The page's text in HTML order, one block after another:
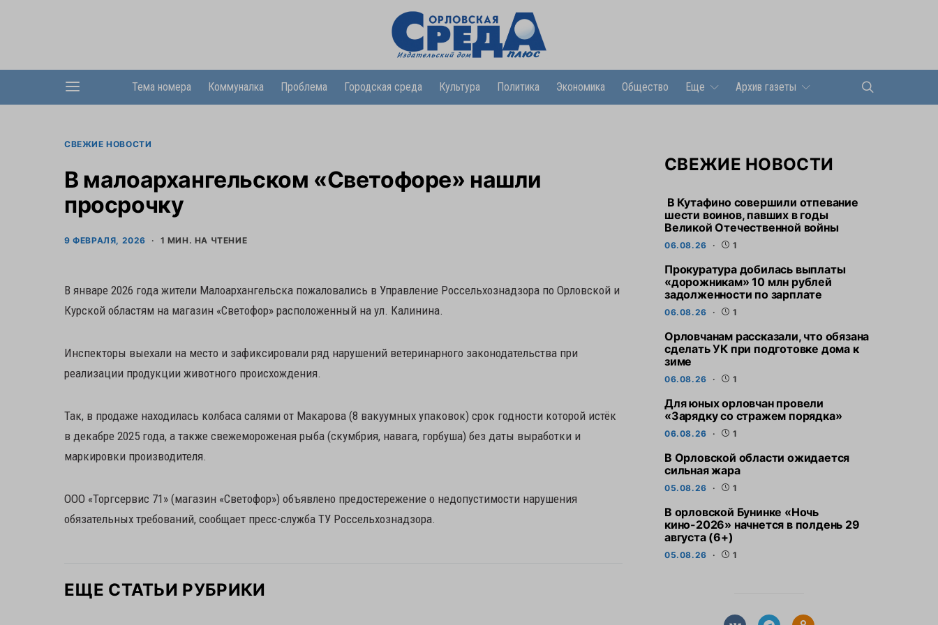
Тема номера Коммуналка Проблема Городская среда Культура Политика Экономика Общество Еще Архив газеты
СВЕЖИЕ НОВОСТИ
В малоархангельском «Светофоре» нашли
просрочку
9 ФЕВРАЛЯ, 2026 1 МИН. НА ЧТЕНИЕ
В январе 2026 года жители Малоархангельска пожаловались в Управление Россельхознадзора по Орловской и
Курской областям на магазин «Светофор» расположенный на ул. Калинина.
Инспекторы выехали на место и зафиксировали ряд нарушений ветеринарного законодательства при
реализации продукции животного происхождения.
Так, в продаже находилась колбаса салями от Макарова (8 вакуумных упаковок) срок годности которой истёк
в декабре 2025 года, а также свежемороженая рыба (скумбрия, навага, горбуша) без даты выработки и
маркировки производителя.
ООО «Торгсервис 71» (магазин «Светофор») объявлено предостережение о недопустимости нарушения
обязательных требований, сообщает пресс-служба ТУ Россельхознадзора.
ЕЩЕ СТАТЬИ РУБРИКИ
СВЕЖИЕ НОВОСТИ
В Кутафино совершили отпевание
шести воинов, павших в годы
Великой Отечественной войны
06.08.26 1
Прокуратура добилась выплаты
«дорожникам» 10 млн рублей
задолженности по зарплате
06.08.26 1
Орловчанам рассказали, что обязана
сделать УК при подготовке дома к
зиме
06.08.26 1
Для юных орловчан провели
«Зарядку со стражем порядка»
06.08.26 1
В Орловской области ожидается
сильная жара
05.08.26 1
В орловской Бунинке «Ночь
кино-2026» начнется в полдень 29
августа (6+)
05.08.26 1